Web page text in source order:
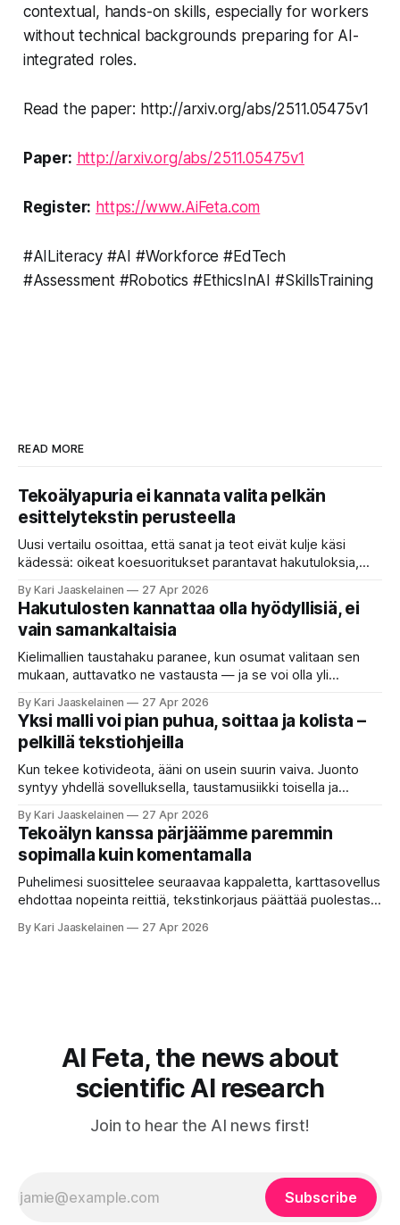
contextual, hands-on skills, especially for workers
without technical backgrounds preparing for AI-
integrated roles.
Read the paper: http://arxiv.org/abs/2511.05475v1
Paper: http://arxiv.org/abs/2511.05475v1
Register: https://www.AiFeta.com
#AILiteracy #AI #Workforce #EdTech
#Assessment #Robotics #EthicsInAI #SkillsTraining
READ MORE
Tekoälyapuria ei kannata valita pelkän
esittelytekstin perusteella
Uusi vertailu osoittaa, että sanat ja teot eivät kulje käsi
kädessä: oikeat koesuoritukset parantavat hakutuloksia,
etsimässä verkosta apuria, joka hoitaisi puolestasi arjen
askareita: täyttäisi lomakkeen, järjestäisi matkasuunnitelman
tai seulisi pitkän asiakirjakasan ydinkohdat. Vastassa on
valikoima, joka muistuttaa sovelluskauppaa steroideilla.
Jokainen ”tekoälyagentti” lupaa paljon
By Kari Jaaskelainen 27 Apr 2026
Hakutulosten kannattaa olla hyödyllisiä, ei
vain samankaltaisia
Kielimallien taustahaku paranee, kun osumat valitaan sen
mukaan, auttavatko ne vastausta — ja se voi olla yli
että kysyt työpaikan chat-robotilta: “Mitä viime kuun
kokouspäiväkirjassa päätettiin etätyöpäivistä?” Robotti
selaa arkistoja ja poimii sinulle pätkän, jossa toistellaan, mitä
etätyö tarkoittaa. Teksti on aiheeltaan lähellä kysymystä,
By Kari Jaaskelainen 27 Apr 2026
Yksi malli voi pian puhua, soittaa ja kolista –
pelkillä tekstiohjeilla
Kun tekee kotivideota, ääni on usein suurin vaiva. Juonto
syntyy yhdellä sovelluksella, taustamusiikki toisella ja
erilaisia komentoja, eikä mikään niistä oikein “puhu”
toistensa kanssa. Lopputulos on pienen palapelityön tulos.
Vuosia on ajateltu, että näin tämän kuuluukin mennä. Puhe
on sanoja ja lauseita – hyvin jäsenneltyä.
By Kari Jaaskelainen 27 Apr 2026
Tekoälyn kanssa pärjäämme paremmin
sopimalla kuin komentamalla
Puhelimesi suosittelee seuraavaa kappaletta, karttasovellus
ehdottaa nopeinta reittiä, tekstinkorjaus päättää puolestasi,
tottelee sinua sokeasti. Useammin huomaat itse
By Kari Jaaskelainen 27 Apr 2026
AI Feta, the news about
scientific AI research
Join to hear the AI news first!
Subscribe